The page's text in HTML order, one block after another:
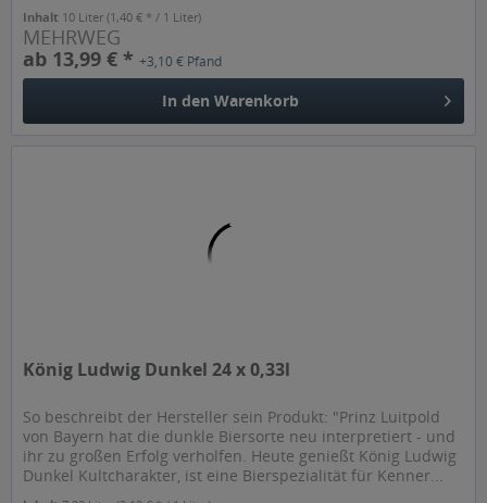
Inhalt 10 Liter(1,40 € * / 1 Liter)
MEHRWEG
ab 13,99 € *+3,10 € Pfand
In den Warenkorb
König Ludwig Dunkel 24 x 0,33l
So beschreibt der Hersteller sein Produkt: "Prinz Luitpold
von Bayern hat die dunkle Biersorte neu interpretiert - und
ihr zu großen Erfolg verholfen. Heute genießt König Ludwig
Dunkel Kultcharakter, ist eine Bierspezialität für Kenner...